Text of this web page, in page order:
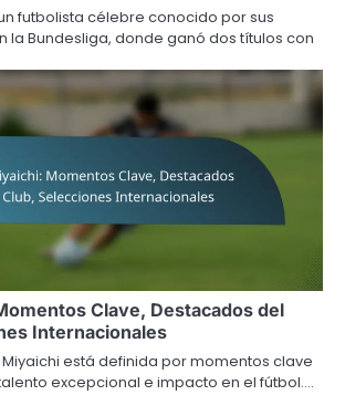
futbolista célebre conocido por sus
la Bundesliga, donde ganó dos títulos con
Clave, Destacados del
Internacionales
está definida por momentos clave
excepcional e impacto en el fútbol.…